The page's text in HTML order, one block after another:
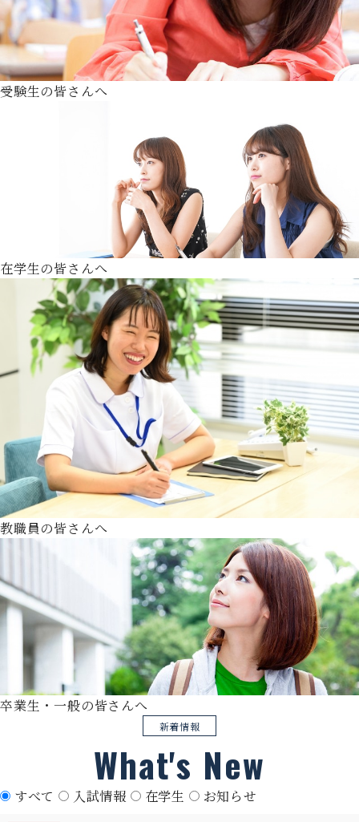
受験生の皆さんへ
在学生の皆さんへ
教職員の皆さんへ
卒業生・一般の皆さんへ
新着情報
What's New
すべて 入試情報 在学生 お知らせ